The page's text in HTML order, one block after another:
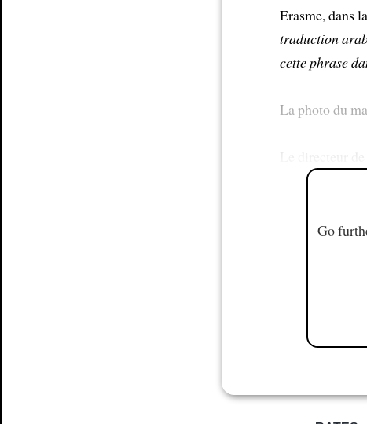
Erasme, dans la
traduction
cette phrase
La photo du
Go